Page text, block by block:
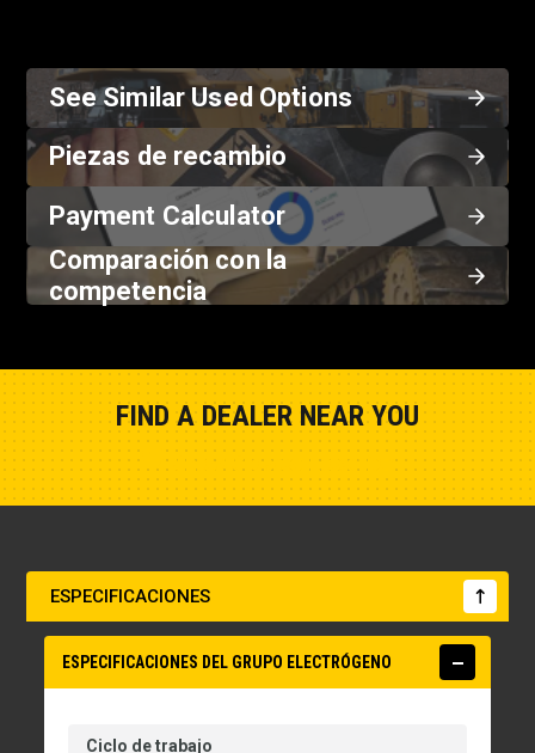
See Similar Used Options
Piezas de recambio
Payment Calculator
Comparación con la
competencia
FIND A DEALER NEAR YOU
ESPECIFICACIONES
ESPECIFICACIONES DEL GRUPO ELECTRÓGENO
Ciclo de trabajo